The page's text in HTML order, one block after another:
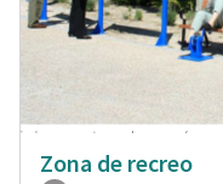
Zona de recreo